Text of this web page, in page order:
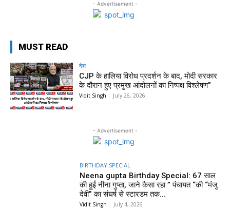
- Advertisement -
MUST READ
देश
CJP के हालिया विरोध प्रदर्शन के बाद, मोदी सरकार
के दौरान हुए प्रमुख आंदोलनों का निष्पक्ष विश्लेषण”
Vidit Singh - July 26, 2026
- Advertisement -
BIRTHDAY SPECIAL
Neena gupta Birthday Special: 67 साल
की हुईं नीना गुप्ता, जाने कैसा रहा ” पंचायत “की “मंजु
देवी” का संघर्ष से स्टारडम तक...
Vidit Singh - July 4, 2026